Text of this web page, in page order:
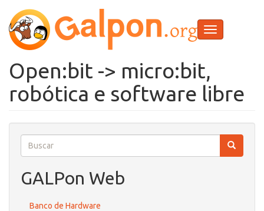
contido
principal
Toggle
navigation
Open:bit -> micro:bit,
robótica e software libre
Buscar
Buscar
GALPon Web
Banco de Hardware